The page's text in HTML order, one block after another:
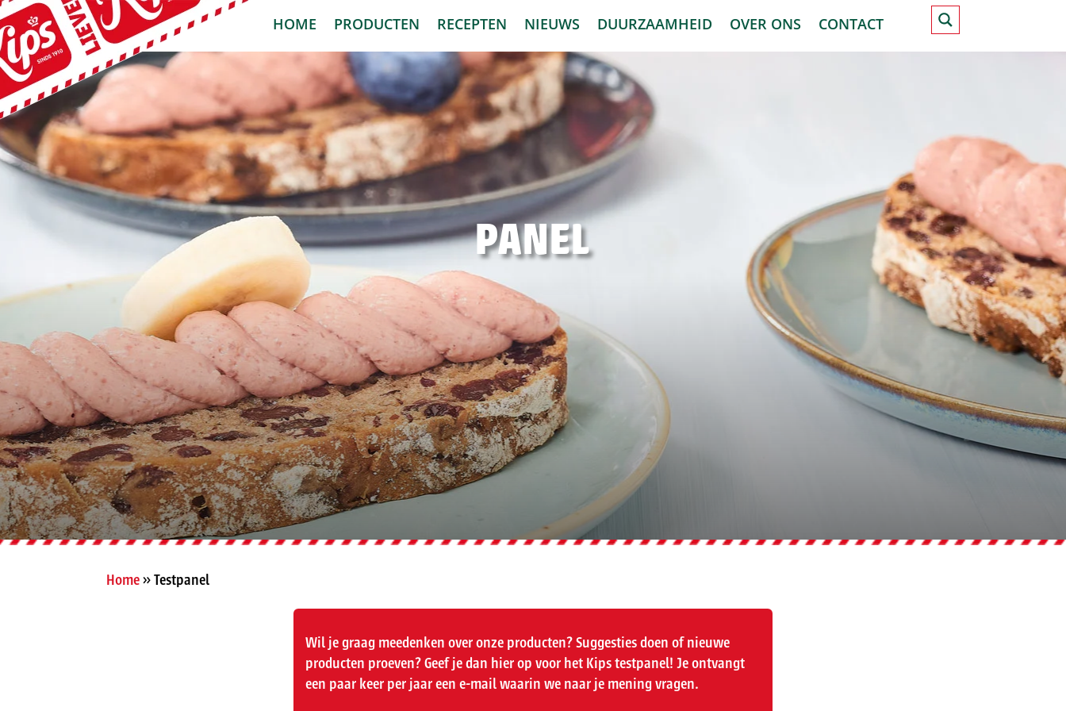
HOME PRODUCTEN RECEPTEN NIEUWS DUURZAAMHEID OVER ONS CONTACT
PANEL
Home»Testpanel
Wil je graag meedenken over onze producten? Suggesties doen of nieuwe
producten proeven? Geef je dan hier op voor het Kips testpanel! Je ontvangt
een paar keer per jaar een e-mail waarin we naar je mening vragen.